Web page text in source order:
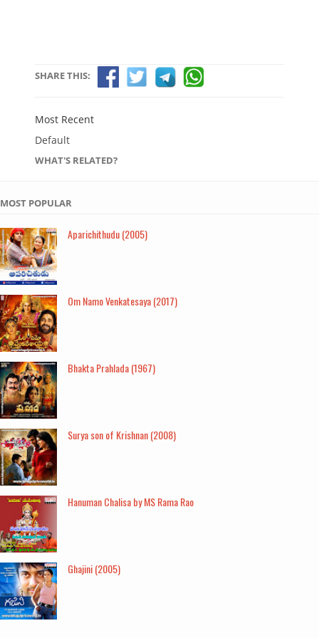
SHARE THIS:
Most Recent
Default
WHAT'S RELATED?
MOST POPULAR
Aparichithudu (2005)
Om Namo Venkatesaya (2017)
Bhakta Prahlada (1967)
Surya son of Krishnan (2008)
Hanuman Chalisa by MS Rama Rao
Ghajini (2005)